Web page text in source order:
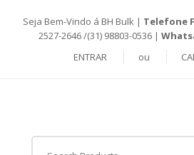
Seja Bem-Vindo á BH Bulk | Telefone
2527-2646 /(31) 98803-0536 |
ENTRAR
ou